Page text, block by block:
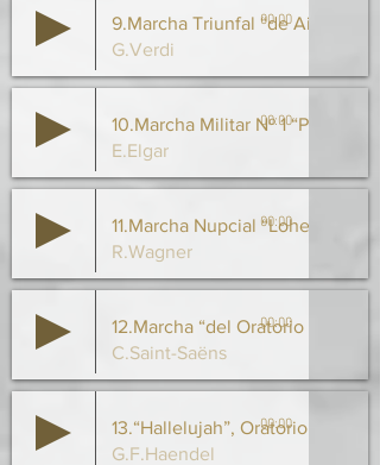
9.Marcha Triunfal “de Aida”
G.Verdi
00:00
10.Marcha Militar Nº 1 “Pompa y
E.Elgar
00:00
11.Marcha Nupcial “Lohengrin”
R.Wagner
00:00
12.Marcha “del Oratorio de
C.Saint-Saëns
00:00
13.“Hallelujah”, Oratorio de “El
G.F.Haendel
00:00